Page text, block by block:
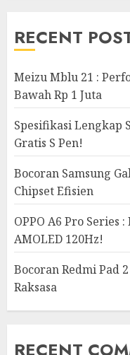
RECENT
Meizu Mblu 21 :
Bawah Rp 1 Juta
Spesifikasi Lengkap
Gratis S Pen!
Bocoran Samsung
Chipset Efisien
OPPO A6 Pro Series
AMOLED 120Hz!
Bocoran Redmi Pad
Raksasa
RECENT